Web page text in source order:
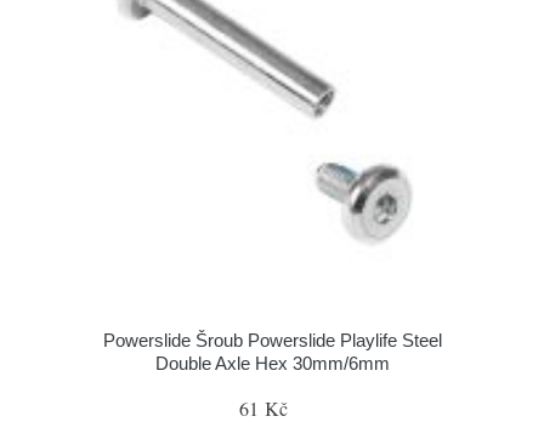
Powerslide Šroub Powerslide Playlife Steel
Double Axle Hex 30mm/6mm
61 Kč